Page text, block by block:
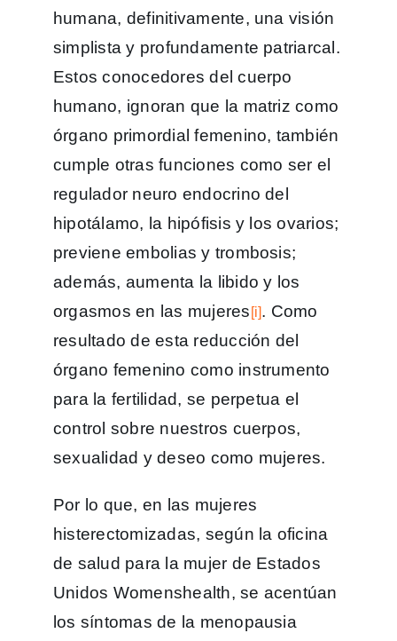
humana, definitivamente, una visión
simplista y profundamente patriarcal.
Estos conocedores del cuerpo
humano, ignoran que la matriz como
órgano primordial femenino, también
cumple otras funciones como ser el
regulador neuro endocrino del
hipotálamo, la hipófisis y los ovarios;
previene embolias y trombosis;
además, aumenta la libido y los
orgasmos en las mujeres [i]. Como
resultado de esta reducción del
órgano femenino como instrumento
para la fertilidad, se perpetua el
control sobre nuestros cuerpos,
sexualidad y deseo como mujeres.
Por lo que, en las mujeres
histerectomizadas, según la oficina
de salud para la mujer de Estados
Unidos Womenshealth, se acentúan
los síntomas de la menopausia